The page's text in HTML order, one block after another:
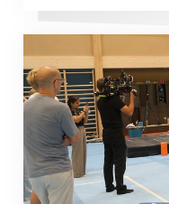
En route pour